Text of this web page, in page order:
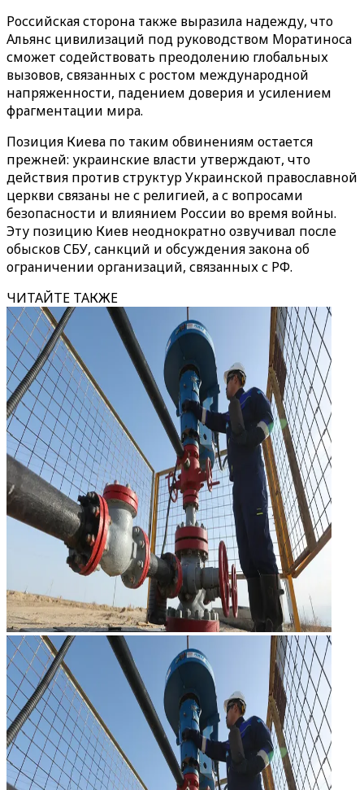
Российская сторона также выразила надежду, что
Альянс цивилизаций под руководством Моратиноса
сможет содействовать преодолению глобальных
вызовов, связанных с ростом международной
напряженности, падением доверия и усилением
фрагментации мира.
Позиция Киева по таким обвинениям остается
прежней: украинские власти утверждают, что
действия против структур Украинской православной
церкви связаны не с религией, а с вопросами
безопасности и влиянием России во время войны.
Эту позицию Киев неоднократно озвучивал после
обысков СБУ, санкций и обсуждения закона об
ограничении организаций, связанных с РФ.
ЧИТАЙТЕ ТАКЖЕ